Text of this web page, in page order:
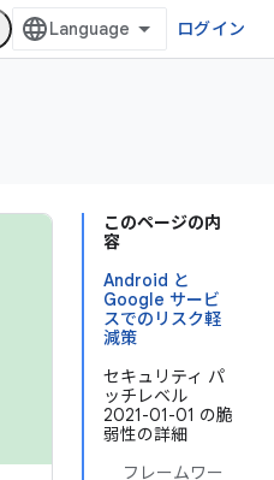
ログイン
このページの内
容
Android と
Google サービ
スでのリスク軽
減策
セキュリティ パ
ッチレベル
2021-01-01 の脆
弱性の詳細
フレームワー